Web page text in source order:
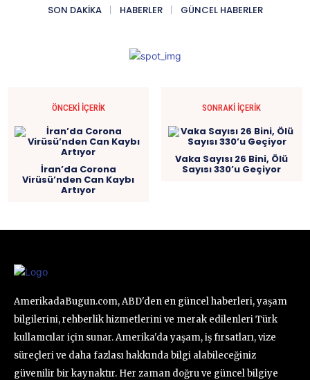
SON DAKIKA
HABERLER GÜNCEL HABERLER
ÖNCEKI İÇERIK
İran’da Corona
Virüsü’nden Can Kaybı
Artıyor
SONRAKI İÇERIK
Vaka Sayısı 26 Bini, Ölü
Sayısı 330’u Geçiyor
AmerikadaBugun.com, ABD'den en güncel haberleri, yaşam
bilgilerini, rehberlik hizmetlerini ve merak edilenleri Türk
kullanıcılar için sunar. Amerika'da yaşam, iş fırsatları, vize
süreçleri ve daha fazlası hakkında bilgi alabileceğiniz
güvenilir bir kaynaktır. Her zaman doğru ve güncel bilgiye